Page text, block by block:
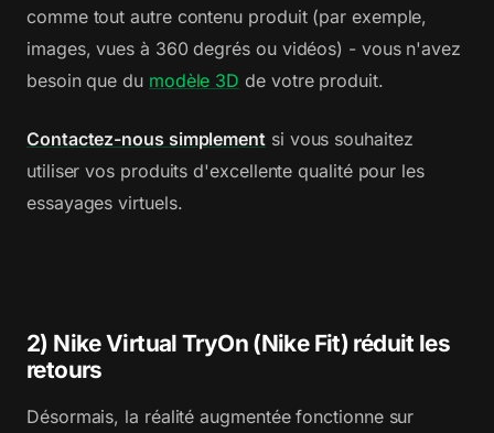
comme tout autre contenu produit (par exemple,
images, vues à 360 degrés ou vidéos) - vous n'avez
besoin que du modèle 3D de votre produit.
Contactez-nous simplement si vous souhaitez
utiliser vos produits d'excellente qualité pour les
essayages virtuels.
2) Nike Virtual TryOn (Nike Fit) réduit les
retours
Désormais, la réalité augmentée fonctionne sur